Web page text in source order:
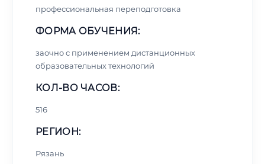
профессиональная переподготовка
ФОРМА ОБУЧЕНИЯ:
заочно с применением дистанционных
образовательных технологий
КОЛ-ВО ЧАСОВ:
516
РЕГИОН:
Рязань